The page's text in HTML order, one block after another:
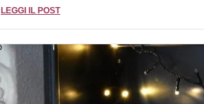
LEGGI IL POST